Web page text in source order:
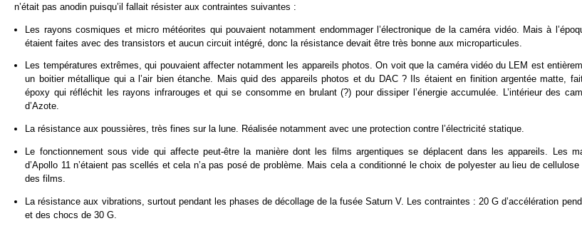
n’était pas anodin puisqu’il fallait résister aux contraintes suivantes :
Les rayons cosmiques et micro météorites qui pouvaient notamment endommager l’électronique de la caméra vidéo. Mais à
étaient faites avec des transistors et aucun circuit intégré, donc la résistance devait être très bonne aux microparticules.
Les températures extrêmes, qui pouvaient affecter notamment les appareils photos. On voit que la caméra vidéo du LEM est
un boitier métallique qui a l’air bien étanche. Mais quid des appareils photos et du DAC ? Ils étaient en finition argentée matte,
époxy qui réfléchit les rayons infrarouges et qui se consomme en brulant (?) pour dissiper l’énergie accumulée. L’intérieur des
d’Azote.
La résistance aux poussières, très fines sur la lune. Réalisée notamment avec une protection contre l’électricité statique.
Le fonctionnement sous vide qui affecte peut-être la manière dont les films argentiques se déplacent dans les appareils. Les
d’Apollo 11 n’étaient pas scellés et cela n’a pas posé de problème. Mais cela a conditionné le choix de polyester au lieu de
des films.
La résistance aux vibrations, surtout pendant les phases de décollage de la fusée Saturn V. Les contraintes : 20 G d’accélération
et des chocs de 30 G.